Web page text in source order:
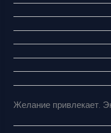
Желание привлекает.